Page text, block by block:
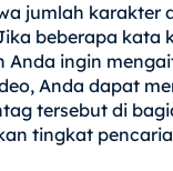
jumlah karakter
beberapa kata
Anda ingin
Anda dapat
tersebut di
tingkat